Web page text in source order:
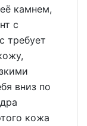
камнем,
с
требует
вниз по
кожа